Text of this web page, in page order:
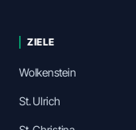
ZIELE
Wolkenstein
St. Ulrich